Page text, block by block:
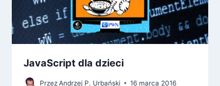
JavaScript dla dzieci
PrzezAndrzej P. Urbański 16 marca 2016